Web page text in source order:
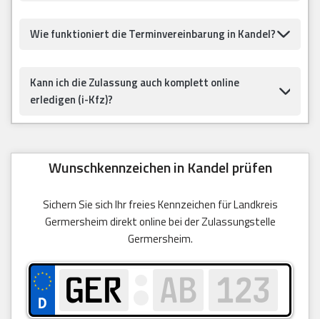
Wie funktioniert die Terminvereinbarung in Kandel?
Kann ich die Zulassung auch komplett online
erledigen (i-Kfz)?
Wunschkennzeichen in Kandel prüfen
Sichern Sie sich Ihr freies Kennzeichen für Landkreis
Germersheim direkt online bei der Zulassungstelle
Germersheim.